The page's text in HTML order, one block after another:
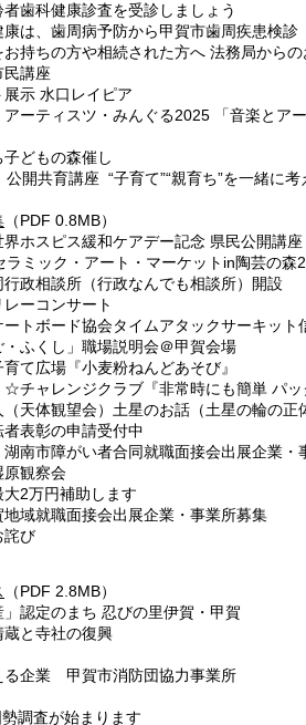
歯科健康診査を受診しましょう
は、歯周病予防から甲賀市歯周疾患検診
持ちの方や相続された方へ 法務局からの
講座
示 水口レイピア
ーティスツ・みんぐる2025 「音楽とア
どもの森催し
開共育講座 “子育て”“親育ち”を一緒に考
（PDF 0.8MB）
ホスピス緩和ケアデー記念 県民公開講座
ミック・アート・マーケットin陶芸の森
政相談所（行政なんでも相談所）開設
ーコンサート
トボード協会タイムアタックサーキット
ふくし」職場説明会＠甲賀会場
て広場『小麦粉ねんどあそび』
チャレンジクラブ『非常時にも簡単 パッ
天体観望会）土星のお話（土星の輪の正
表彰の申請受付中
南市障がい者合同就職面接会出展企業・
観察会
2万円補助します
域就職面接会出展企業・事業所募集
び
（PDF 2.8MB）
」認定のまち 忍びの里伊賀・甲賀
と寺社の復興
る企業 甲賀市消防団協力事業所
調査が始まります